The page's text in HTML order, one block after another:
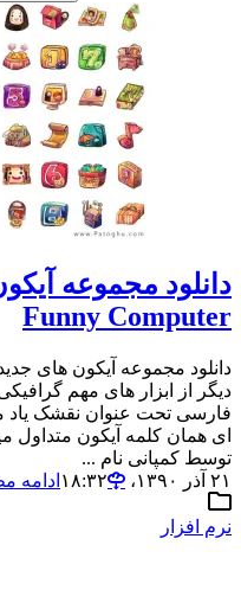
دانلود مجموعه
Funny Computer
دیگر از ابزار های مهم گرافیکی
فارسی تحت عنوان نقشک یاد
ای همان کلمه آیکون متداول
توسط کمپانی نام ...
۲۱ آذر ۱۳۹۰،‏ ۱۸:۳۲
ادامه
نرم افزار